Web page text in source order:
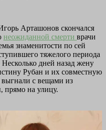
Арташонов скончался
неожиданной смерти врачи
знаменитости по сей
тяжелого периода
дней назад жену
Рубан и их совместную
с вещами из
прямо на улицу.